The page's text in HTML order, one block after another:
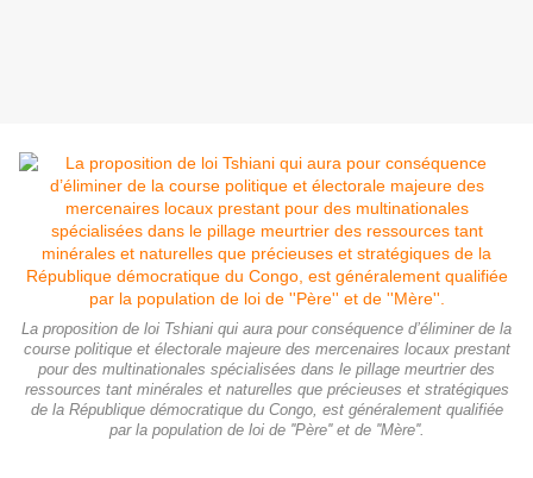
La proposition de loi Tshiani qui aura pour conséquence d’éliminer de la
course politique et électorale majeure des mercenaires locaux prestant
pour des multinationales spécialisées dans le pillage meurtrier des
ressources tant minérales et naturelles que précieuses et stratégiques
de la République démocratique du Congo, est généralement qualifiée
par la population de loi de ''Père'' et de ''Mère''.